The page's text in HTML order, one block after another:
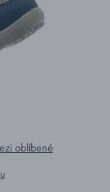
oblíbené